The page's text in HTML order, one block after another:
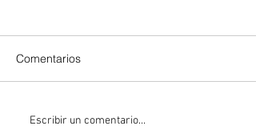
Aguacateros piden
Comentarios
Escribir un comentario...